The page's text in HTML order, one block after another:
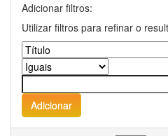
Adicionar filtros:
Utilizar filtros para refinar o